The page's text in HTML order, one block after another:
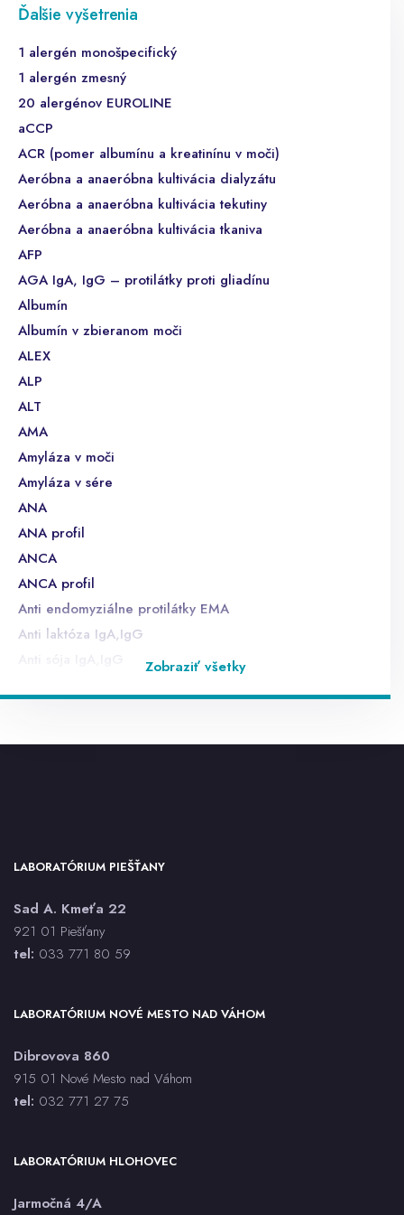
Ďalšie vyšetrenia
1 alergén monošpecifický
1 alergén zmesný
20 alergénov EUROLINE
aCCP
ACR (pomer albumínu a kreatinínu v moči)
Aeróbna a anaeróbna kultivácia dialyzátu
Aeróbna a anaeróbna kultivácia tekutiny
Aeróbna a anaeróbna kultivácia tkaniva
AFP
AGA IgA, IgG – protilátky proti gliadínu
Albumín
Albumín v zbieranom moči
ALEX
ALP
ALT
AMA
Amyláza v moči
Amyláza v sére
ANA
ANA profil
ANCA
ANCA profil
Anti endomyziálne protilátky EMA
Anti laktóza IgA,IgG
anti-HBe - sérum, ECLIA
anti-HCV - sérum, CLIA
Antistreptolyzín O (ASLO)
Antitrombín AT3
ASMA
AST
Bartonella henselae IgG, IgM - sérum, CLIA
Bilirubín celkový (BILC)
Zobraziť všetky
LABORATÓRIUM PIEŠŤANY
Sad A. Kmeťa 22
921 01 Piešťany
tel: 033 771 80 59
LABORATÓRIUM NOVÉ MESTO NAD VÁHOM
Dibrovova 860
915 01 Nové Mesto nad Váhom
tel: 032 771 27 75
LABORATÓRIUM HLOHOVEC
Jarmočná 4/A